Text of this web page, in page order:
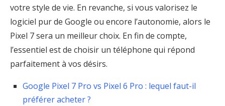
votre style de vie. En revanche, si vous valorisez le
logiciel pur de Google ou encore l’autonomie, alors le
Pixel 7 sera un meilleur choix. En fin de compte,
l’essentiel est de choisir un téléphone qui répond
parfaitement à vos désirs.
Google Pixel 7 Pro vs Pixel 6 Pro : lequel faut-il
préférer acheter ?